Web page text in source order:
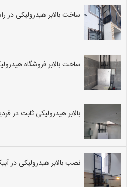
ساخت بالابر هیدرولیکی در
ساخت بالابر فروشگاه
بالابر هیدرولیکی ثابت در
نصب بالابر هیدرولیکی در